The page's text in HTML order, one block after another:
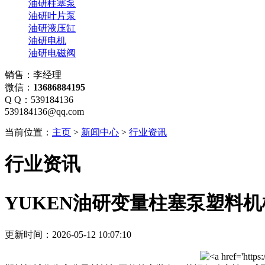
油研柱塞泵
油研叶片泵
油研液压缸
油研电机
油研电磁阀
销售：李经理
微信： 13686884195
Q Q：539184136
539184136@qq.com
当前位置： 主页 > 新闻中心 > 行业资讯
行业资讯
YUKEN油研变量柱塞泵塑料
更新时间：2026-05-12 10:07:10